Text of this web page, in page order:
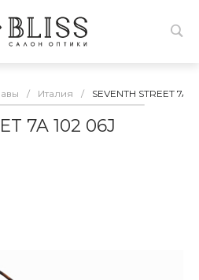
/ Италия / SEVENTH STREET 7A
7A 102 06J